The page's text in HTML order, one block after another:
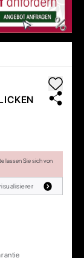
lassen Sie sich von